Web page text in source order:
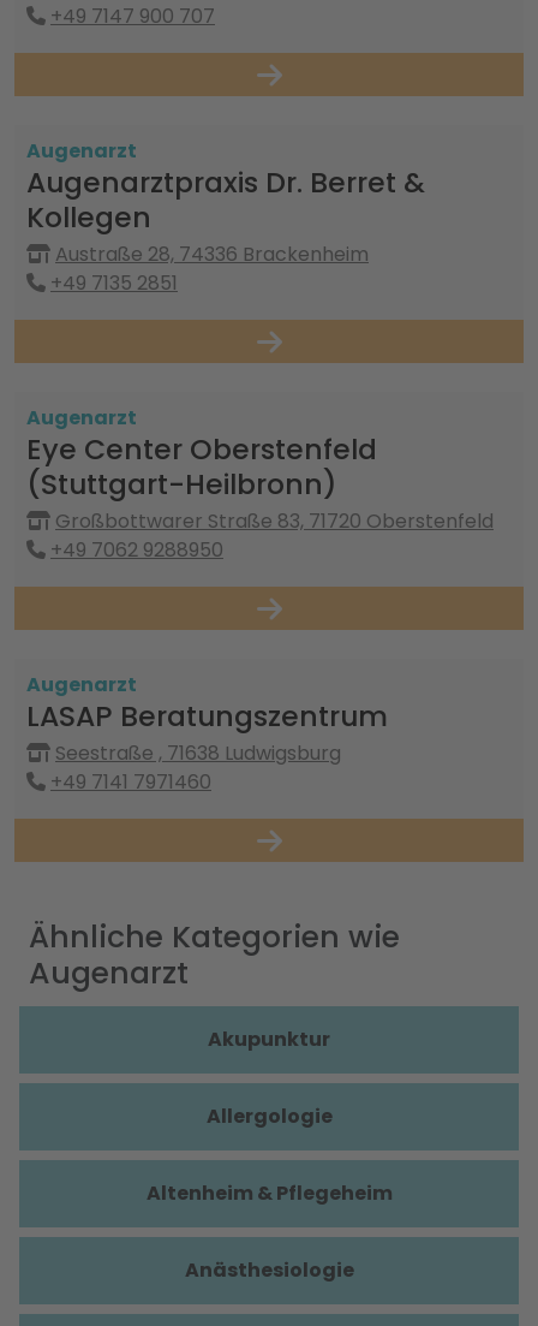
+49 7147 900 707
Augenarzt
Augenarztpraxis Dr. Berret &
Kollegen
Austraße 28, 74336 Brackenheim
+49 7135 2851
Augenarzt
Eye Center Oberstenfeld
(Stuttgart-Heilbronn)
Großbottwarer Straße 83, 71720 Oberstenfeld
+49 7062 9288950
Augenarzt
LASAP Beratungszentrum
Seestraße , 71638 Ludwigsburg
+49 7141 7971460
Ähnliche Kategorien wie
Augenarzt
Akupunktur
Allergologie
Altenheim & Pflegeheim
Anästhesiologie